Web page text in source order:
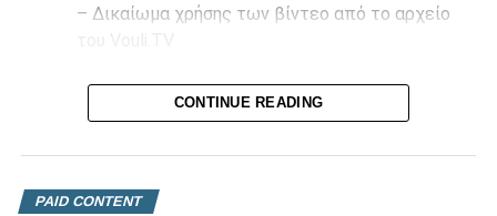
– Δικαίωμα χρήσης των βίντεο από το αρχείο
Επικοινωνήστε μαζί μας στοinfo@vouli.tvή στοτηλ 96
για περισσότερες πληροφορίες.
CONTINUE READING
PAID CONTENT